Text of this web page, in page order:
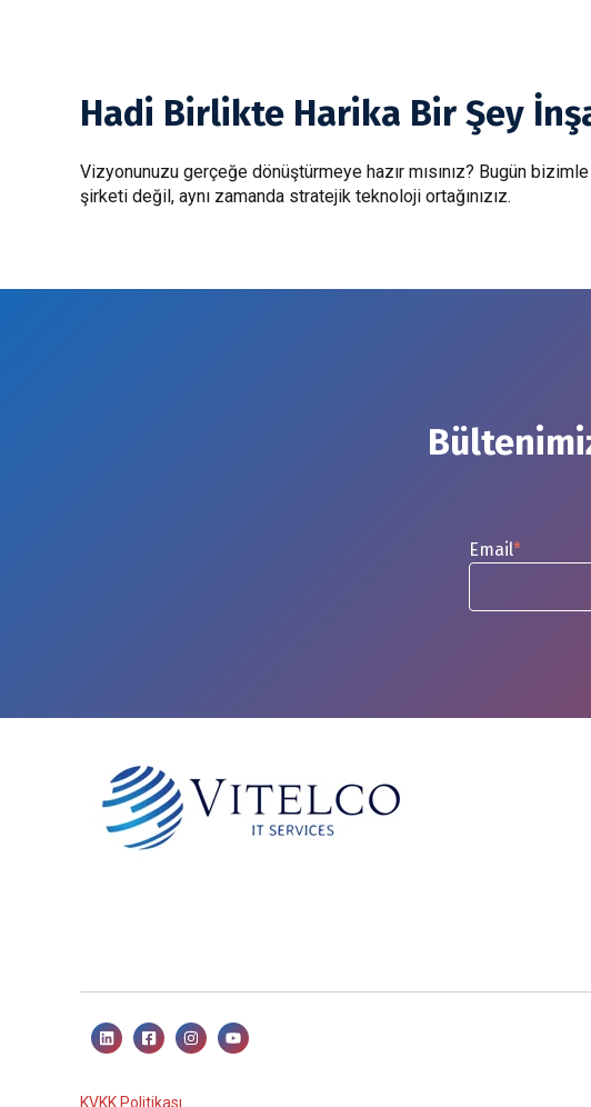
Hadi Birlikte Harika Bir Şey
Vizyonunuzu gerçeğe dönüştürmeye hazır mısınız? Bugün
şirketi değil, aynı zamanda stratejik teknoloji ortağınızız.
Email*
KVKK Politikası